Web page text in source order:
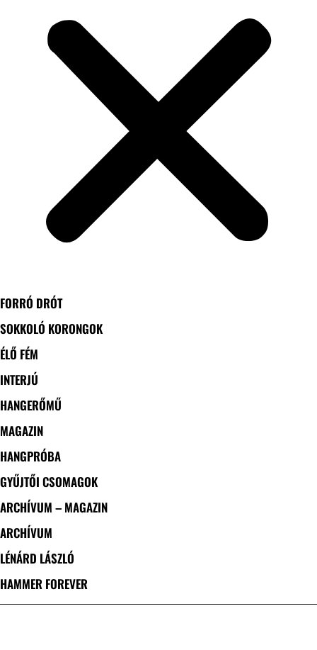
FORRÓ DRÓT
SOKKOLÓ KORONGOK
ÉLŐ FÉM
INTERJÚ
HANGERŐMŰ
MAGAZIN
HANGPRÓBA
GYŰJTŐI CSOMAGOK
ARCHÍVUM – MAGAZIN
ARCHÍVUM
LÉNÁRD LÁSZLÓ
HAMMER FOREVER